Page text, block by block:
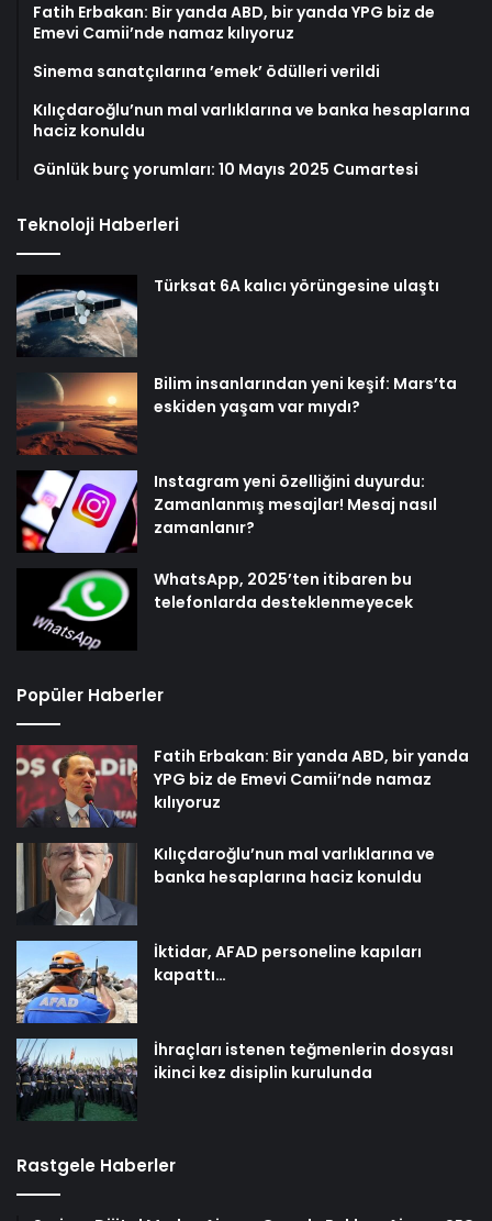
Fatih Erbakan: Bir yanda ABD, bir yanda YPG biz de
Emevi Camii’nde namaz kılıyoruz
Sinema sanatçılarına ’emek’ ödülleri verildi
Kılıçdaroğlu’nun mal varlıklarına ve banka hesaplarına
haciz konuldu
Günlük burç yorumları: 10 Mayıs 2025 Cumartesi
Teknoloji Haberleri
Türksat 6A kalıcı yörüngesine ulaştı
Bilim insanlarından yeni keşif: Mars’ta
eskiden yaşam var mıydı?
Instagram yeni özelliğini duyurdu:
Zamanlanmış mesajlar! Mesaj nasıl
zamanlanır?
WhatsApp, 2025’ten itibaren bu
telefonlarda desteklenmeyecek
Popüler Haberler
Fatih Erbakan: Bir yanda ABD, bir yanda
YPG biz de Emevi Camii’nde namaz
kılıyoruz
Kılıçdaroğlu’nun mal varlıklarına ve
banka hesaplarına haciz konuldu
İktidar, AFAD personeline kapıları
kapattı…
İhraçları istenen teğmenlerin dosyası
ikinci kez disiplin kurulunda
Rastgele Haberler